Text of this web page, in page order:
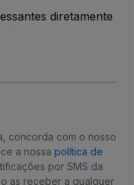
diretamente
concorda com o nosso
a nossa política de
por SMS da
as receber a qualquer